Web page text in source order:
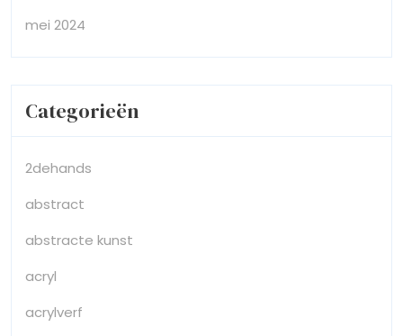
mei 2024
Categorieën
2dehands
abstract
abstracte kunst
acryl
acrylverf